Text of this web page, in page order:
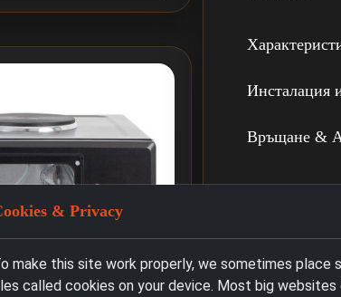
Инсталация
Връщане &
& Privacy
make this site work properly, we sometimes place
called cookies on your device. Most big websites